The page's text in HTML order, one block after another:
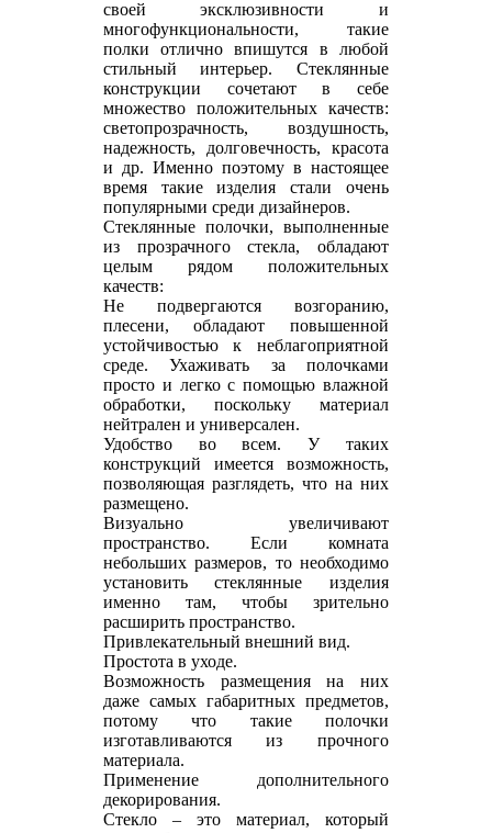
своей эксклюзивности и
многофункциональности, такие
полки отлично впишутся в любой
стильный интерьер. Стеклянные
конструкции сочетают в себе
множество положительных качеств:
светопрозрачность, воздушность,
надежность, долговечность, красота
и др. Именно поэтому в настоящее
время такие изделия стали очень
популярными среди дизайнеров.
Стеклянные полочки, выполненные
из прозрачного стекла, обладают
целым рядом положительных
качеств:
Не подвергаются возгоранию,
плесени, обладают повышенной
устойчивостью к неблагоприятной
среде. Ухаживать за полочками
просто и легко с помощью влажной
обработки, поскольку материал
нейтрален и универсален.
Удобство во всем. У таких
конструкций имеется возможность,
позволяющая разглядеть, что на них
размещено.
Визуально увеличивают
пространство. Если комната
небольших размеров, то необходимо
установить стеклянные изделия
именно там, чтобы зрительно
расширить пространство.
Привлекательный внешний вид.
Простота в уходе.
Возможность размещения на них
даже самых габаритных предметов,
потому что такие полочки
изготавливаются из прочного
материала.
Применение дополнительного
декорирования.
Стекло – это материал, который